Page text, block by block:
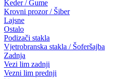
Keder / Gume
Krovni prozor / Šiber
Lajsne
Ostalo
Podizači stakla
Vjetrobranska stakla / Šoferšajba
Zadnja
Vezi lim zadnji
Vezni lim prednji